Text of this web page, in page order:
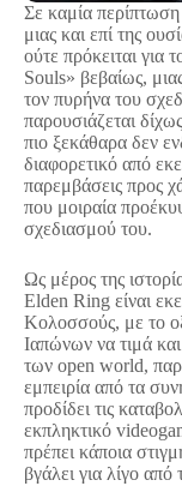
Σε καμία
μιας και επί της
ούτε πρόκειται
Souls» βεβαίως,
τον πυρήνα του
παρουσιάζεται
πιο ξεκάθαρα δεν
διαφορετικό από
παρεμβάσεις προς
που μοιραία
σχεδιασμού του.
Ως μέρος της
Elden Ring είναι
Κολοσσούς, με το
Ιαπώνων να τιμά
των open world,
εμπειρία από τα
προδίδει τις
εκπληκτικό
πρέπει κάποια
βγάλει για λίγο